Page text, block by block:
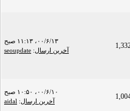
۰۰/۶/۱۳، ۱۱:۱۳ صبح
آخرین ارسال:
seoupdate
۰۰/۶/۱۰، ۱۰:۵۰ صبح
آخرین ارسال:
aidal